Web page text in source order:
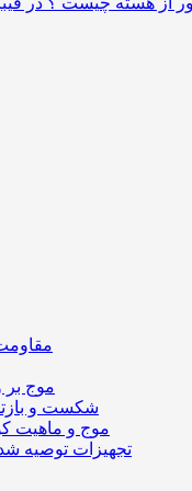
موج بر
شکست و
موج و ماهیت
تجهیزات توصیه